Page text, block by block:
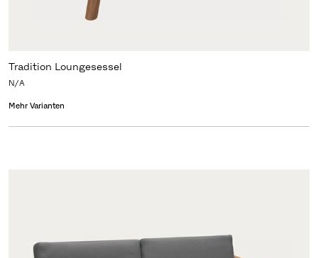
Tradition Loungesessel
N/A
Mehr Varianten